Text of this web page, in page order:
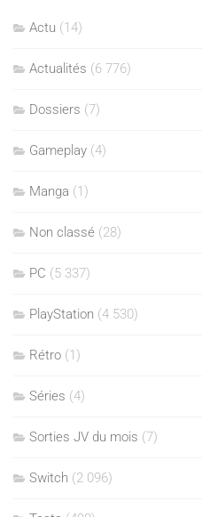
Actu (14)
Actualités (6 776)
Dossiers (7)
Gameplay (4)
Manga (1)
Non classé (28)
PC (5 337)
PlayStation (4 530)
Rétro (1)
Séries (4)
Sorties JV du mois (7)
Switch (2 096)